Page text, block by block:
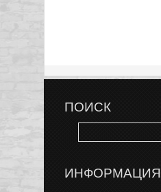
ПОИСК
ИНФОРМАЦИЯ